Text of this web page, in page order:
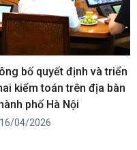
bố quyết định và triển
kiểm toán trên địa bàn
phố Hà Nội
16/04/2026